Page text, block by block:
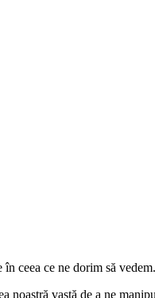
în ceea ce ne dorim să vedem.
noastră vastă de a ne